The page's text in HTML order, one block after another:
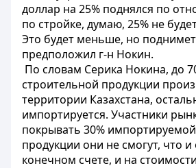
доллар на 25% поднялся по
по стройке, думаю, 25% не
Это будет меньше, но
предположил г-н Нокин.
По словам Серика Нокина, до
строительной продукции
территории Казахстана,
импортируется. Участники
покрывать 30%
продукции они не смогут, что и
конечном счете, и на